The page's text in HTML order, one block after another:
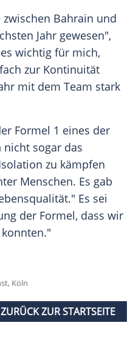
zwischen Bahrain und
Jahr gewesen",
wichtig für mich,
zur Kontinuität
mit dem Team stark
Formel 1 eines der
nicht sogar das
zu kämpfen
Menschen. Es gab
Es sei
der Formel, dass wir
Köln
ZURÜCK ZUR STARTSEITE